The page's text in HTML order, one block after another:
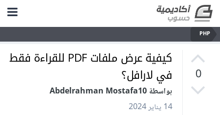
PHP
0
كيفية عرض ملفات PDF للقراءة فقط
في لارافل؟
بواسطة Abdelrahman Mostafa10
14 يناير 2024